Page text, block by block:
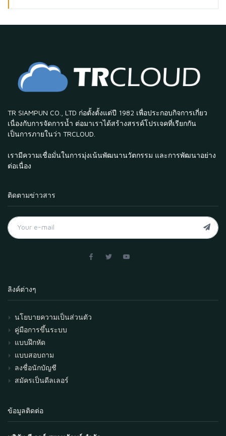
TR SIAMPUN CO., LTD ก่อตั้งตั้งแต่ปี 1982 เพื่อประกอบกิจการเกี่ยว
เนื่องกับการจัดการน้ำ ต่อมาเราได้สร้างสรรค์โปรเจคที่เรียกกัน
เป็นการภายในว่า TRCLOUD.
เรามีความเชื่อมั่นในการมุ่งเน้นพัฒนานวัตกรรม และการพัฒนาอย่าง
ต่อเนื่อง
ติดตามข่าวสาร
ลิงค์ต่างๆ
นโยบายความเป็นส่วนตัว
คู่มือการขึ้นระบบ
แบบฝึกหัด
แบบสอบถาม
ลงชื่อนักบัญชี
สมัครเป็นดีลเลอร์
ข้อมูลติดต่อ